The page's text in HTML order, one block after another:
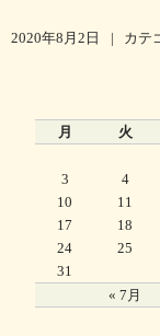
2020年8月2日 | カテ
月
火
« 7月
3
4
10
11
17
18
24
25
31